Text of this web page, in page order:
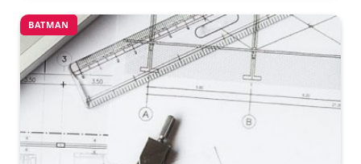
BATMAN